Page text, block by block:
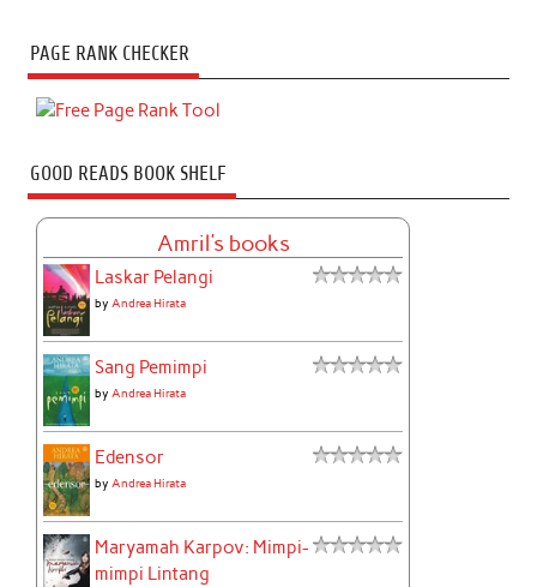
PAGE RANK CHECKER
GOOD READS BOOK SHELF
Amril's books
Laskar Pelangi
byAndrea Hirata
Sang Pemimpi
byAndrea Hirata
Edensor
byAndrea Hirata
Maryamah Karpov: Mimpi-
mimpi Lintang